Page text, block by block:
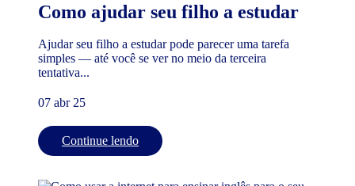
Como ajudar seu filho a estudar
Ajudar seu filho a estudar pode parecer uma tarefa
simples — até você se ver no meio da terceira
tentativa...
07 abr 25
Continue lendo